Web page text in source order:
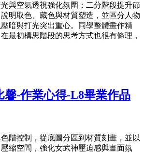
與空氣透視強化氛圍；二分階段提升節
明取色、藏色與材質塑造，並區分人物
暗與打光突出重心。同學整體畫作精
最初構思階段的思考方式也很有條理，
馨-作業心得-L8畢業作品
階控制，從底圖分區到材質刻畫，並以
縮空間，強化女武神壓迫感與畫面氛